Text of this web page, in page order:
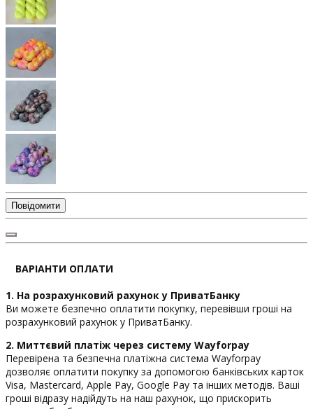
Повідомити
ВАРІАНТИ ОПЛАТИ
1. На розрахунковий рахунок у ПриватБанку
Ви можете безпечно оплатити покупку, перевівши гроші на
розрахунковий рахунок у ПриватБанку.
2. Миттєвий платіж через систему Wayforpay
Перевірена та безпечна платіжна система Wayforpay
дозволяє оплатити покупку за допомогою банківських карток
Visa, Mastercard, Apple Pay, Google Pay та інших методів. Ваші
гроші відразу надійдуть на наш рахунок, що прискорить